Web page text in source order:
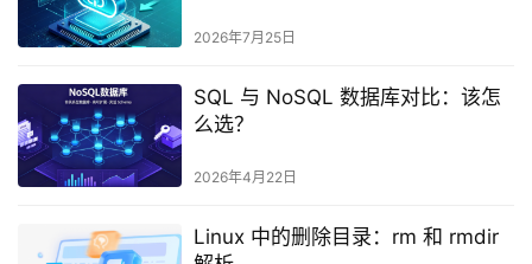
2026年7月25日
SQL 与 NoSQL 数据库对比：该怎
么选？
2026年4月22日
Linux 中的删除目录：rm 和 rmdir